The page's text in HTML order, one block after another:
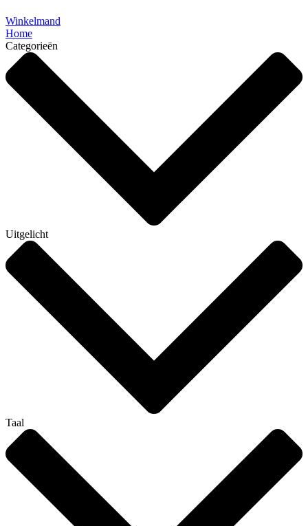
Winkelmand
Home
Categorieën
Uitgelicht
Taal